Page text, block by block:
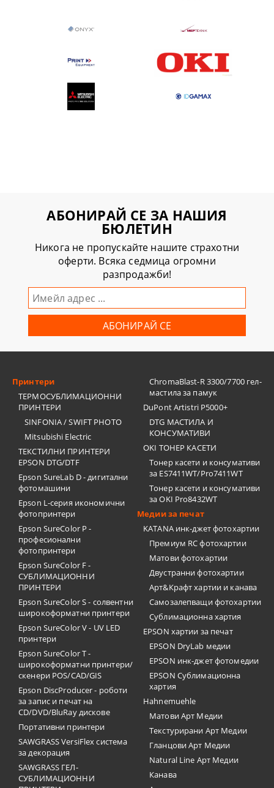
АБОНИРАЙ СЕ ЗА НАШИЯ
БЮЛЕТИН
Никога не пропускайте нашите страхотни
оферти. Всяка седмица огромни
разпродажби!
Принтери
ТЕРМОСУБЛИМАЦИОННИ
ПРИНТЕРИ
SINFONIA / SWIFT PHOTO
Mitsubishi Electric
ТЕКСТИЛНИ ПРИНТЕРИ
EPSON DTG/DTF
Epson SureLab D - дигитални
фотомашини
Epson L-серия икономични
фотопринтери
Epson SureColor P -
професионални
фотопринтери
Epson SureColor F -
СУБЛИМАЦИОННИ
ПРИНТЕРИ
Epson SureColor S - солвентни
широкоформатни принтери
Epson SureColor V - UV LED
принтери
Epson SureColor T -
широкоформатни принтери/
скенери POS/CAD/GIS
Epson DiscProducer - роботи
за запис и печат на
CD/DVD/BluRay дискове
Портативни принтери
SAWGRASS VersiFlex система
за декорация
SAWGRASS ГЕЛ-
СУБЛИМАЦИОННИ
ChromaBlast-R 3300/7700 гел-
мастила за памук
DuPont Artistri P5000+
DTG МАСТИЛА И
КОНСУМАТИВИ
OKI ТОНЕР КАСЕТИ
Тонер касети и консумативи
за ES7411WT/Pro7411WT
Тонер касети и консумативи
за OKI Pro8432WT
Медии за печат
KATANA инк-джет фотохартии
Премиум RC фотохартии
Матови фотохартии
Двустранни фотохартии
Арт&Крафт хартии и канава
Самозалепващи фотохартии
Сублимационна хартия
EPSON хартии за печат
EPSON DryLab медии
EPSON инк-джет фотомедии
EPSON Сублимационна
хартия
Hahnemuehle
Матови Арт Медии
Текстурирани Арт Медии
Гланцови Арт Медии
Natural Line Арт Медии
Канава